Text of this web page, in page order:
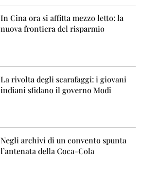
In Cina ora si affitta mezzo letto: la
nuova frontiera del risparmio
La rivolta degli scarafaggi: i giovani
indiani sfidano il governo Modi
Negli archivi di un convento spunta
l’antenata della Coca-Cola